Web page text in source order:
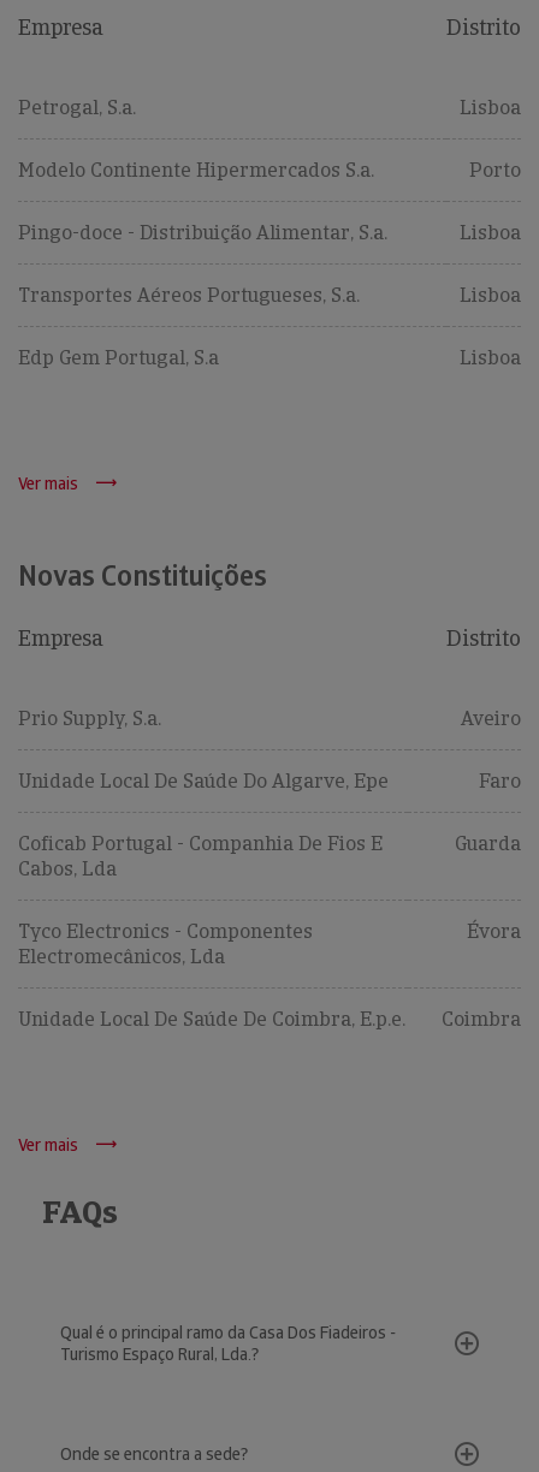
Empresa Distrito
Petrogal, S.a. Lisboa
Modelo Continente Hipermercados S.a. Porto
Pingo-doce - Distribuição Alimentar, S.a. Lisboa
Transportes Aéreos Portugueses, S.a. Lisboa
Edp Gem Portugal, S.a Lisboa
Ver mais
Novas Constituições
Empresa Distrito
Prio Supply, S.a. Aveiro
Unidade Local De Saúde Do Algarve, Epe Faro
Coficab Portugal - Companhia De Fios E
Cabos, Lda
Guarda
Tyco Electronics - Componentes
Electromecânicos, Lda
Évora
Unidade Local De Saúde De Coimbra, E.p.e. Coimbra
Ver mais
FAQs
Qual é o principal ramo da Casa Dos Fiadeiros -
Turismo Espaço Rural, Lda.?
Onde se encontra a sede?